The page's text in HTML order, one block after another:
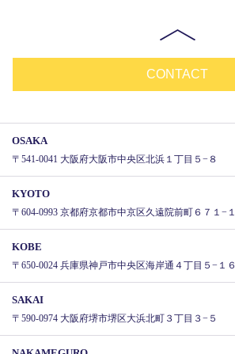
CONTACT
OSAKA
〒541-0041 大阪府大阪市中央区北浜１丁目５−８
KYOTO
〒604-0993 京都府京都市中京区久遠院前町６７１−１
KOBE
〒650-0024 兵庫県神戸市中央区海岸通４丁目５−１６
SAKAI
〒590-0974 大阪府堺市堺区大浜北町３丁目３−５